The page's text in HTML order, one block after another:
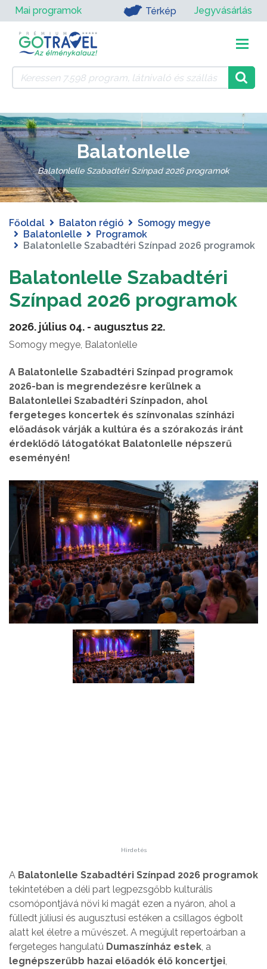
Mai programok Térkép Jegyvásárlás
Balatonlelle
Balatonlelle Szabadtéri Színpad 2026 programok
Főoldal Balaton régió
Somogy megye
Balatonlelle
Programok
Balatonlelle Szabadtéri Színpad 2026 programok
Balatonlelle Szabadtéri
Színpad 2026 programok
2026. július 04. - augusztus 22.
Somogy megye, Balatonlelle
A Balatonlelle Szabadtéri Színpad programok
2026-ban is megrendezésre kerülnek a
Balatonlellei Szabadtéri Színpadon, ahol
fergeteges koncertek és színvonalas színházi
előadások várják a kultúra és a szórakozás iránt
érdeklődő látogatókat Balatonlelle népszerű
eseményén!
Hirdetés
A Balatonlelle Szabadtéri Színpad 2026 programok
tekintetében a déli part legpezsgőbb kulturális
csomópontjává növi ki magát ezen a nyáron, ahol a
fülledt júliusi és augusztusi estéken a csillagos égbolt
alatt kel életre a művészet. A megújult repertoárban a
fergeteges hangulatú Dumaszínház estek, a
legnépszerűbb hazai előadók élő koncertjei,